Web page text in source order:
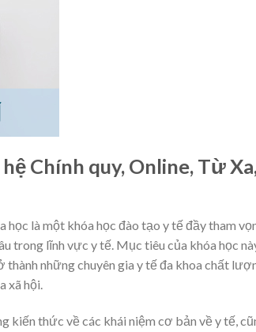
Chính quy, Online, Từ
học là một khóa học đào tạo y tế đầy tham
trong lĩnh vực y tế. Mục tiêu của khóa học
những chuyên gia y tế đa khoa chất
xã hội.
kiến thức về các khái niệm cơ bản về y tế,